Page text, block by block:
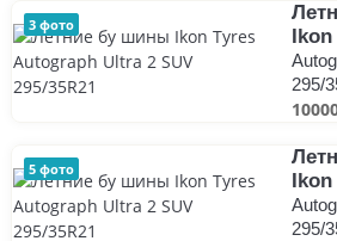
3 фото
Ikon
295/
5 фото
Ikon
295/